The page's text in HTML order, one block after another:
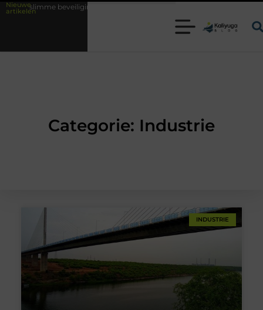
Nieuwe
artikelen
beveiligingsoplossingen met kennis uit de praktijk
Categorie: Industrie
INDUSTRIE